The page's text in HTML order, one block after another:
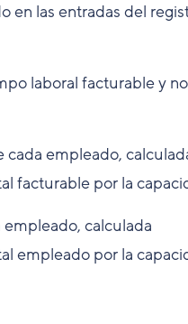
en las entradas del
laboral facturable y no
empleado,
facturable por la
calculada
empleado por la